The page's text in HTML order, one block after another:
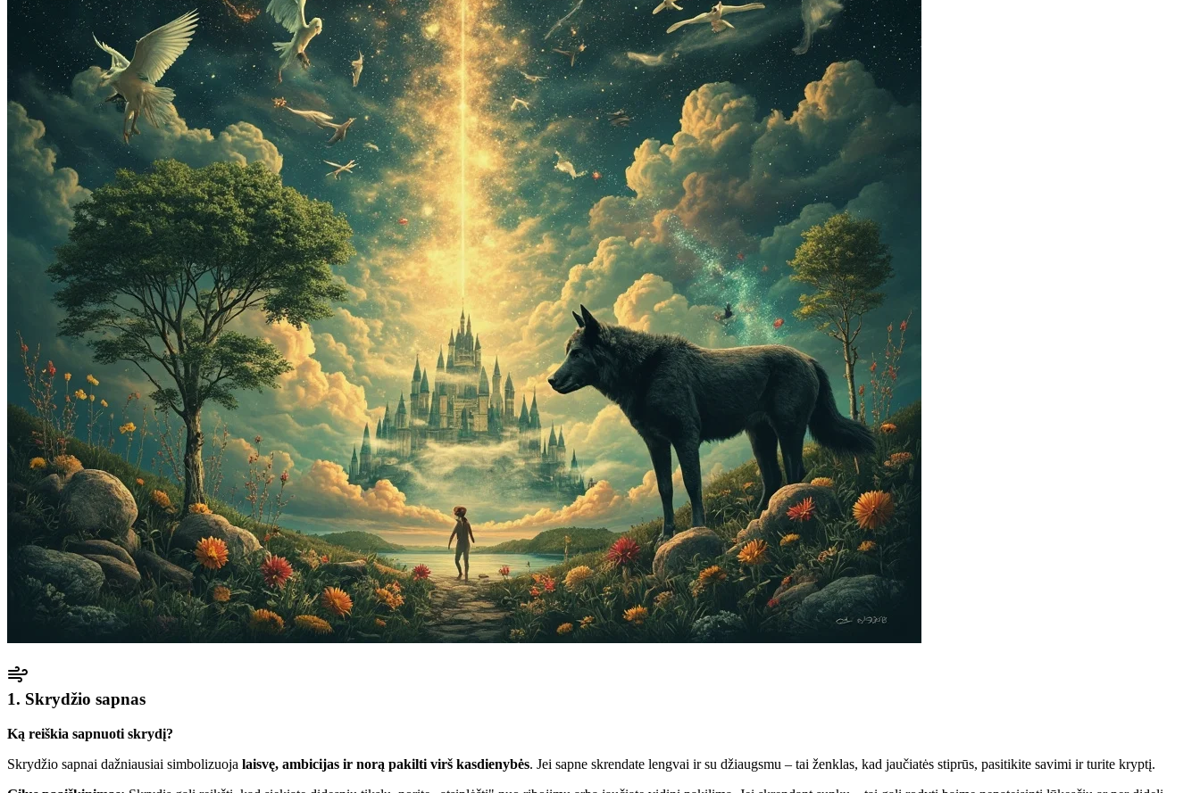
1. Skrydžio sapnas
Ką reiškia sapnuoti skrydį?
Skrydžio sapnai dažniausiai simbolizuoja laisvę, ambicijas ir norą pakilti virš kasdienybės. Jei sapne skrendate lengvai ir su džiaugsmu – tai ženklas, kad jaučiatės stiprūs, pasitikite savimi ir turite kryptį.